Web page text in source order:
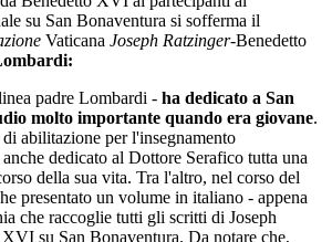
su San Bonaventura si sofferma il
Vaticana Joseph Ratzinger-Benedetto
padre Lombardi - ha dedicato a San
molto importante quando era giovane.
abilitazione per l'insegnamento
dedicato al Dottore Serafico tutta una
della sua vita. Tra l'altro, nel corso del
presentato un volume in italiano - appena
che raccoglie tutti gli scritti di Joseph
su San Bonaventura. Da notare che,